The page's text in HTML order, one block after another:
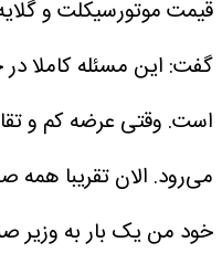
قیمت موتورسیکلت و
گفت: این مسئله کاملا
است. وقتی عرضه کم و
می‌رود. الان تقریبا
خود من یک بار به وزیر